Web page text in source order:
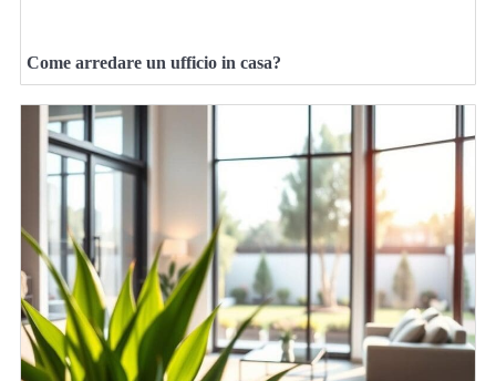
Come arredare un ufficio in casa?